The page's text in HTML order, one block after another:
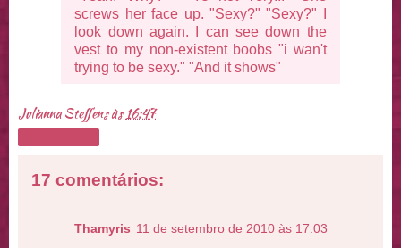
screws her face up. "Sexy?" "Sexy?" I
look down again. I can see down the
vest to my non-existent boobs "i wan't
trying to be sexy." "And it shows"
Julianna Steffensàs16:47
17 comentários:
Thamyris 11 de setembro de 2010 às 17:03